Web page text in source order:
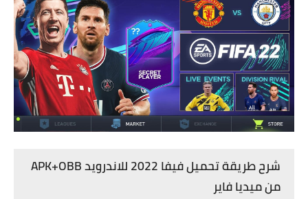
شرح طريقة تحميل فيفا 2022 للاندرويد APK+OBB
من ميديا فاير